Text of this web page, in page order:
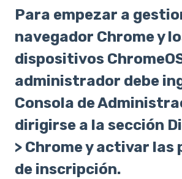
Para empezar a
navegador Chrome y
dispositivos
administrador debe
Consola de
dirigirse a la sección
> Chrome y activar
de inscripción.